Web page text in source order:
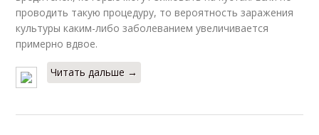
проводить такую процедуру, то вероятность заражения
культуры каким-либо заболеванием увеличивается
примерно вдвое.
Читать дальше →